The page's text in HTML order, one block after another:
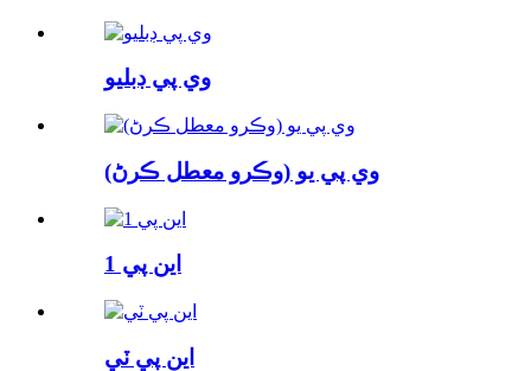
وي پي ڊبليو
وي پي يو (وڪرو معطل ڪرڻ)
اين پي 1
اين پي ٽي